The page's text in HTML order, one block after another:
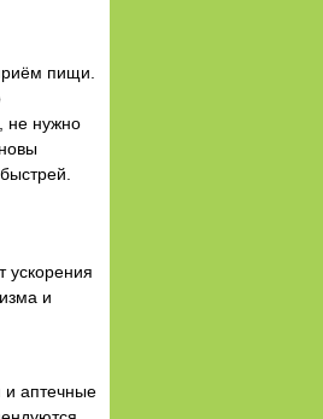
пищи.
не нужно
ускорения
и
и аптечные